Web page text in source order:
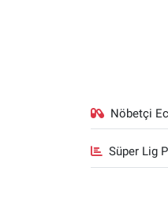
Nöbetçi
Süper Lig